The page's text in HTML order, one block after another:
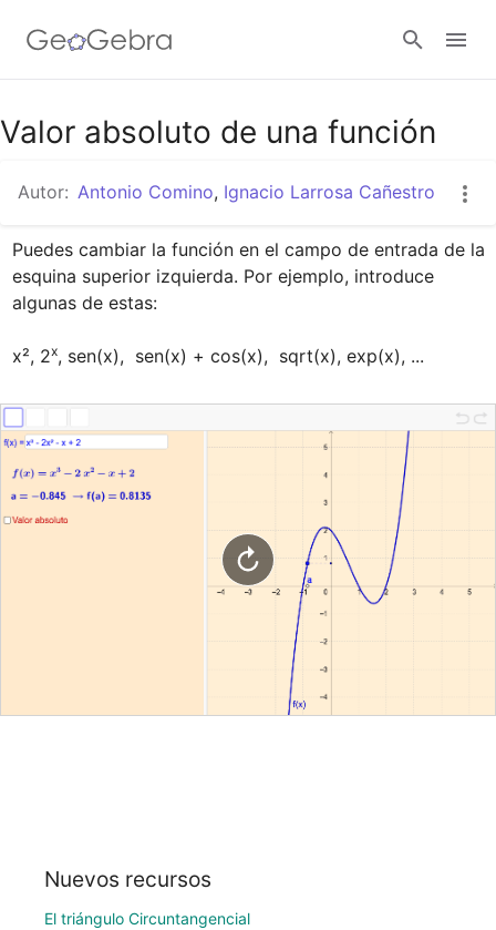
Google Classroom
GeoGebra Classroom
Abrir sesión
Valor absoluto de una función
Autor: Antonio Comino, Ignacio Larrosa Cañestro
Puedes cambiar la función en el campo de entrada de la
esquina superior izquierda. Por ejemplo, introduce
algunas de estas:
x², 2x, sen(x),  sen(x) + cos(x),  sqrt(x), exp(x), ...
Nuevos recursos
El triángulo Circuntangencial